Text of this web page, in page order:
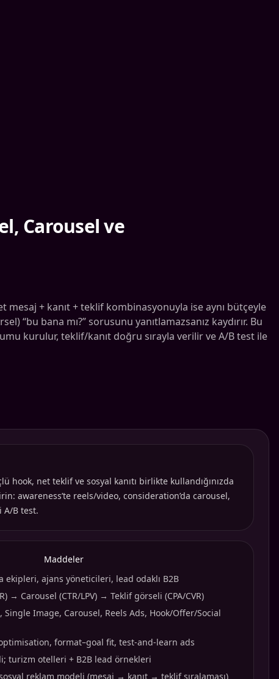
Carousel ve
+ kanıt + teklif kombinasyonuyla ise aynı bütçeyle
“bu bana mı?” sorusunu yanıtlamazsanız kaydırır. Bu
kurulur, teklif/kanıt doğru sırayla verilir ve A/B test ile
net teklif ve sosyal kanıtı birlikte kullandığınızda
awareness’te reels/video, consideration’da carousel,
A/B test.
Maddeler
ekipleri, ajans yöneticileri, lead odaklı B2B
→ Carousel (CTR/LPV) → Teklif görseli (CPA/CVR)
Single Image, Carousel, Reels Ads, Hook/Offer/Social
format–goal fit, test-and-learn ads
turizm otelleri + B2B lead örnekleri
reklam modeli (mesaj → kanıt → teklif sıralaması)